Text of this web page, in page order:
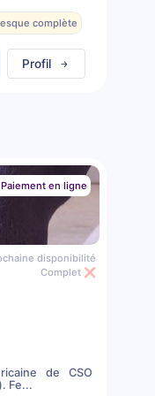
complète
Profil
en ligne
disponibilité
Complet ❌
de CSO
Fe...